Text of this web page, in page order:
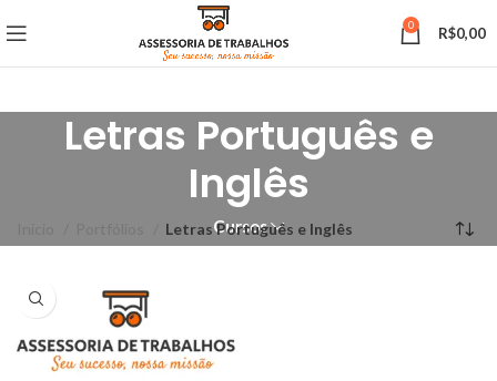
0 R$0,00
Letras Português e
Inglês
Cursos
Letras Português e Inglês